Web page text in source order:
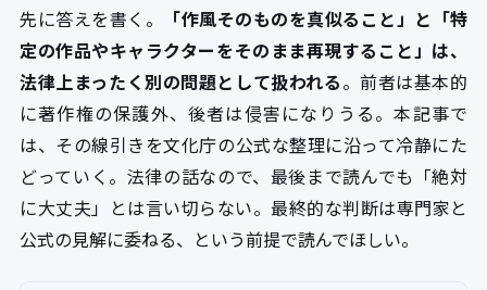
先に答えを書く。
「作風そのものを真似ること」と「特
定の作品やキャラクターをそのまま再現すること」は、
法律上まったく別の問題として扱われる。前者は基本的
に著作権の保護外、後者は侵害になりうる。本記事で
は、その線引きを文化庁の公式な整理に沿って冷静にた
どっていく。法律の話なので、最後まで読んでも「絶対
に大丈夫」とは言い切らない。最終的な判断は専門家と
公式の見解に委ねる、という前提で読んでほしい。